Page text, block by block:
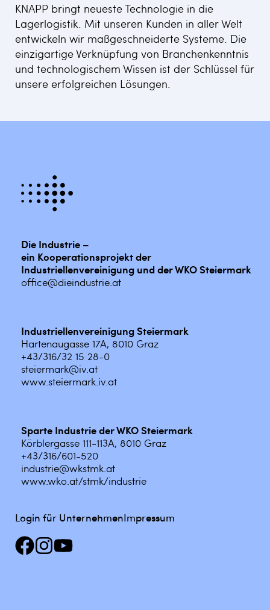
KNAPP bringt neueste Technologie in die
Lagerlogistik. Mit unseren Kunden in aller Welt
entwickeln wir maßgeschneiderte Systeme. Die
einzigartige Verknüpfung von Branchenkenntnis
und technologischem Wissen ist der Schlüssel für
unsere erfolgreichen Lösungen.
Die Industrie –
ein Kooperationsprojekt der
Industriellenvereinigung und der WKO Steiermark
office@dieindustrie.at
Industriellenvereinigung Steiermark
Hartenaugasse 17A, 8010 Graz
+43/316/32 15 28-0
steiermark@iv.at
www.steiermark.iv.at
Sparte Industrie der WKO Steiermark
Körblergasse 111-113A, 8010 Graz
+43/316/601-520
industrie@wkstmk.at
www.wko.at/stmk/industrie
Login für UnternehmenImpressum